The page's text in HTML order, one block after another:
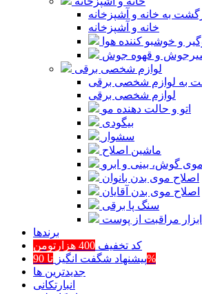
به خانه و آشپزخانه
خانه و آشپزخانه
و خوشبو کننده هوا
و قهوه جوش
لوازم شخصی برقی
به لوازم شخصی برقی
لوازم شخصی برقی
اتو و حالت دهنده مو
بیگودی
سشوار
ماشین اصلاح
موی گوش، بینی و ابرو
اصلاح موی بدن بانوان
اصلاح موی بدن آقایان
سنگ پا برقی
ابزار مراقبت از پوست
برند‌ها
کد تخفیف 400 هزارتومن
پیشنهاد شگفت انگیزتا 90%
جدیدترین ها
انبارتکانی